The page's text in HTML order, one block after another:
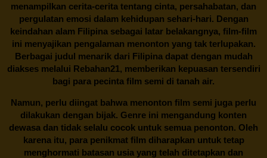
menampilkan cerita-cerita tentang cinta, persahabatan, dan
pergulatan emosi dalam kehidupan sehari-hari. Dengan
keindahan alam Filipina sebagai latar belakangnya, film-film
ini menyajikan pengalaman menonton yang tak terlupakan.
Berbagai judul menarik dari Filipina dapat dengan mudah
diakses melalui Rebahan21, memberikan kepuasan tersendiri
bagi para pecinta film semi di tanah air.
Namun, perlu diingat bahwa menonton film semi juga perlu
dilakukan dengan bijak. Genre ini mengandung konten
dewasa dan tidak selalu cocok untuk semua penonton. Oleh
karena itu, para penikmat film diharapkan untuk tetap
menghormati batasan usia yang telah ditetapkan dan